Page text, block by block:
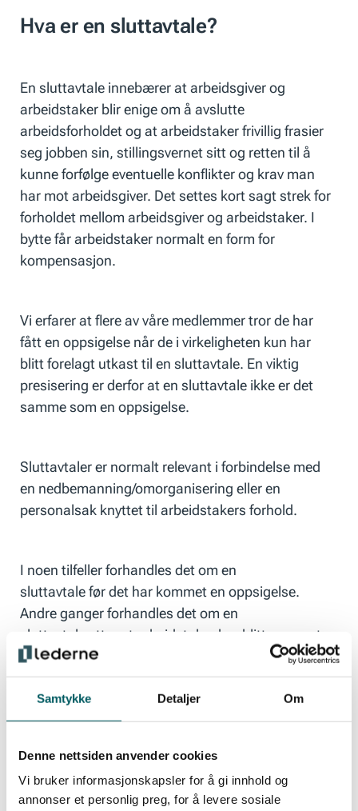
Samtykke Detaljer Om
Denne nettsiden anvender cookies
Vi bruker informasjonskapsler for å gi innhold og
annonser et personlig preg, for å levere sosiale
Hva er en sluttavtale?
En sluttavtale innebærer at arbeidsgiver og
arbeidstaker blir enige om å avslutte
arbeidsforholdet og at arbeidstaker frivillig frasier
seg jobben sin, stillingsvernet sitt og retten til å
kunne forfølge eventuelle konflikter og krav man
har mot arbeidsgiver. Det settes kort sagt strek for
forholdet mellom arbeidsgiver og arbeidstaker. I
bytte får arbeidstaker normalt en form for
kompensasjon.
Vi erfarer at flere av våre medlemmer tror de har
fått en oppsigelse når de i virkeligheten kun har
blitt forelagt utkast til en sluttavtale. En viktig
presisering er derfor at en sluttavtale ikkeer det
samme som en oppsigelse.
Sluttavtaler er normalt relevant i forbindelse med
en nedbemanning/omorganisering eller en
personalsak knyttet til arbeidstakers forhold.
I noen tilfeller forhandles det om en
sluttavtaleførdet har kommet en oppsigelse.
Andre ganger forhandles det om en
sluttavtale
etter at arbeidstaker har blitt oppsagt.
Hvorfor inngå en sluttavtale?
Den viktigste rettigheten du har i arbeidsforholdet
ditt er stillingsvernet, som innebærer at
arbeidsgiver ikke kan avslutte arbeidsforholdet ditt